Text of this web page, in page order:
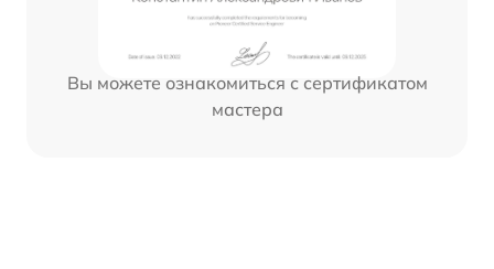
Вы можете ознакомиться с сертификатом
мастера